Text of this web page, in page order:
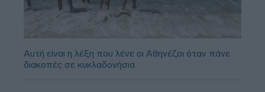
Αυτή είναι η λέξη που λένε οι Αθηνέζοι όταν πάνε
διακοπές σε κυκλαδονήσια